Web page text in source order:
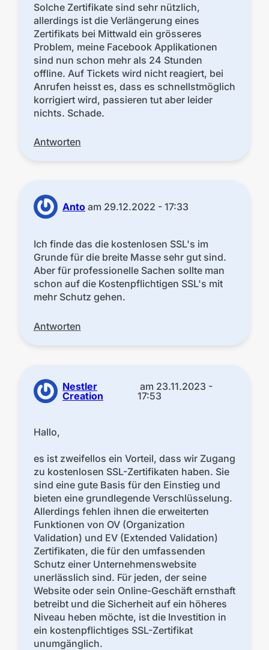
Solche Zertifikate sind sehr nützlich,
allerdings ist die Verlängerung eines
Zertifikats bei Mittwald ein grösseres
Problem, meine Facebook Applikationen
sind nun schon mehr als 24 Stunden
offline. Auf Tickets wird nicht reagiert, bei
Anrufen heisst es, dass es schnellstmöglich
korrigiert wird, passieren tut aber leider
nichts. Schade.
Antworten
Anto am 29.12.2022 - 17:33
Ich finde das die kostenlosen SSL's im
Grunde für die breite Masse sehr gut sind.
Aber für professionelle Sachen sollte man
schon auf die Kostenpflichtigen SSL's mit
mehr Schutz gehen.
Antworten
Nestler
Creation
am 23.11.2023 -
17:53
Hallo,
es ist zweifellos ein Vorteil, dass wir Zugang
zu kostenlosen SSL-Zertifikaten haben. Sie
sind eine gute Basis für den Einstieg und
bieten eine grundlegende Verschlüsselung.
Allerdings fehlen ihnen die erweiterten
Funktionen von OV (Organization
Validation) und EV (Extended Validation)
Zertifikaten, die für den umfassenden
Schutz einer Unternehmenswebsite
unerlässlich sind. Für jeden, der seine
Website oder sein Online-Geschäft ernsthaft
betreibt und die Sicherheit auf ein höheres
Niveau heben möchte, ist die Investition in
ein kostenpflichtiges SSL-Zertifikat
unumgänglich.